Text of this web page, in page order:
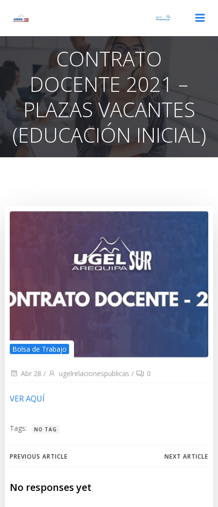
CONTRATO
DOCENTE 2021 –
PLAZAS VACANTES
(EDUCACIÓN INICIAL)
Bolsa de Trabajo
Abr 28 / ugelrelacionespublicas / 0
VER AQUÍ
Tags: NO TAG
Navegación
de
PREVIOUS ARTICLE
Navegación
NEXT ARTICLE
No responses yet